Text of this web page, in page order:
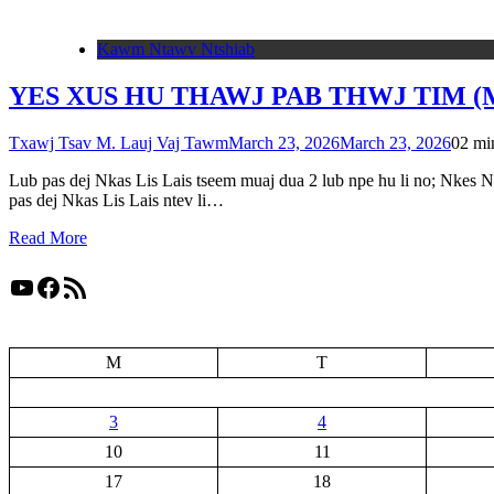
Kawm Ntawv Ntshiab
YES XUS HU THAWJ PAB THWJ TIM
Txawj Tsav M. Lauj Vaj TawmMarch 23, 2026March 23, 202602
Lub pas dej Nkas Lis Lais tseem muaj dua 2 lub npe hu li no; Nkes
pas dej Nkas Lis Lais ntev li…
Read More
YouTube
Facebook
RSS Feed
M T
3
4
10
11
17
18